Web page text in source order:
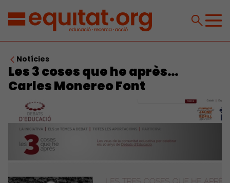
Notícies
Les 3 coses que he après…
Carles Monereo Font